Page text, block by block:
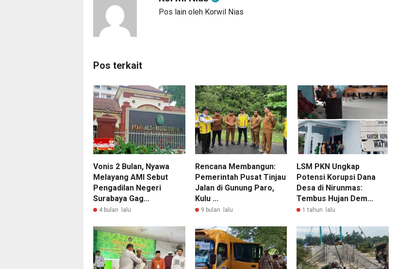
Pos lain oleh Korwil Nias
Pos terkait
Vonis 2 Bulan, Nyawa
Melayang AMI Sebut
Pengadilan Negeri
Surabaya Gag...
4 bulan lalu
Rencana Membangun:
Pemerintah Pusat Tinjau
Jalan di Gunung Paro,
Kulu ...
9 bulan lalu
LSM PKN Ungkap
Potensi Korupsi Dana
Desa di Nirunmas:
Tembus Hujan Dem...
1 tahun lalu